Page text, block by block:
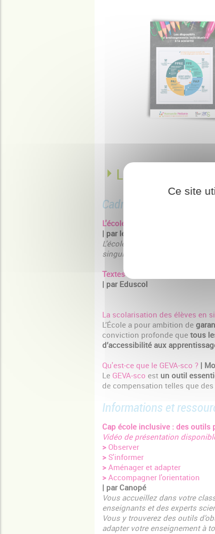
Liens utiles
Cadre réglementaire
L'école inclusive
| par le Ministère de l'Education
L'école inclusive vise à assurer
singularités et de leurs besoins
Textes de références sur la
| par Eduscol
La scolarisation des élèves en
L’École a pour ambition de
conviction profonde que tous
d’accessibilité aux
Qu'est-ce que le GEVA-sco ? |
Le GEVA-sco est un outil
de compensation telles que
Informations et
Cap école inclusive : des outils
Vidéo de présentation
> Observer
> S'informer
> Aménager et adapter
> Accompagner l'orientation
| par Canopé
Vous accueillez dans votre
enseignants et des experts
Vous y trouverez des outils
adapter votre enseignement à
Ce site